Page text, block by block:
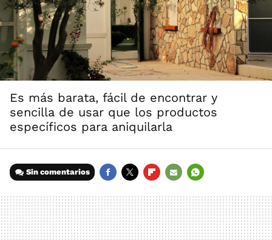
Es más barata, fácil de encontrar y
sencilla de usar que los productos
específicos para aniquilarla
Sin comentarios
MAIL